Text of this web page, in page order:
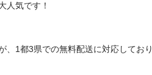
人気です！
、1都3県での無料配送に対応しており